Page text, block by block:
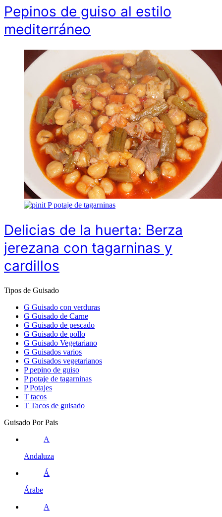
Pepinos de guiso al estilo
mediterráneo
P potaje de tagarninas
Delicias de la huerta: Berza
jerezana con tagarninas y
cardillos
Tipos de Guisado
G Guisado con verduras
G Guisado de Carne
G Guisado de pescado
G Guisado de pollo
G Guisado Vegetariano
G Guisados varios
G Guisados vegetarianos
P pepino de guiso
P potaje de tagarninas
P Potajes
T tacos
T Tacos de guisado
Guisado Por Pais
A
Andaluza
Á
Árabe
A